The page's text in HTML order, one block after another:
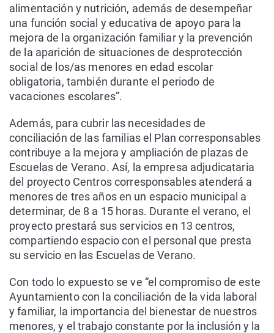
alimentación y nutrición, además de desempeñar
una función social y educativa de apoyo para la
mejora de la organización familiar y la prevención
de la aparición de situaciones de desprotección
social de los/as menores en edad escolar
obligatoria, también durante el periodo de
vacaciones escolares”.
Además, para cubrir las necesidades de
conciliación de las familias el Plan corresponsables
contribuye a la mejora y ampliación de plazas de
Escuelas de Verano. Así, la empresa adjudicataria
del proyecto Centros corresponsables atenderá a
menores de tres años en un espacio municipal a
determinar, de 8 a 15 horas. Durante el verano, el
proyecto prestará sus servicios en 13 centros,
compartiendo espacio con el personal que presta
su servicio en las Escuelas de Verano.
Con todo lo expuesto se ve “el compromiso de este
Ayuntamiento con la conciliación de la vida laboral
y familiar, la importancia del bienestar de nuestros
menores, y el trabajo constante por la inclusión y la